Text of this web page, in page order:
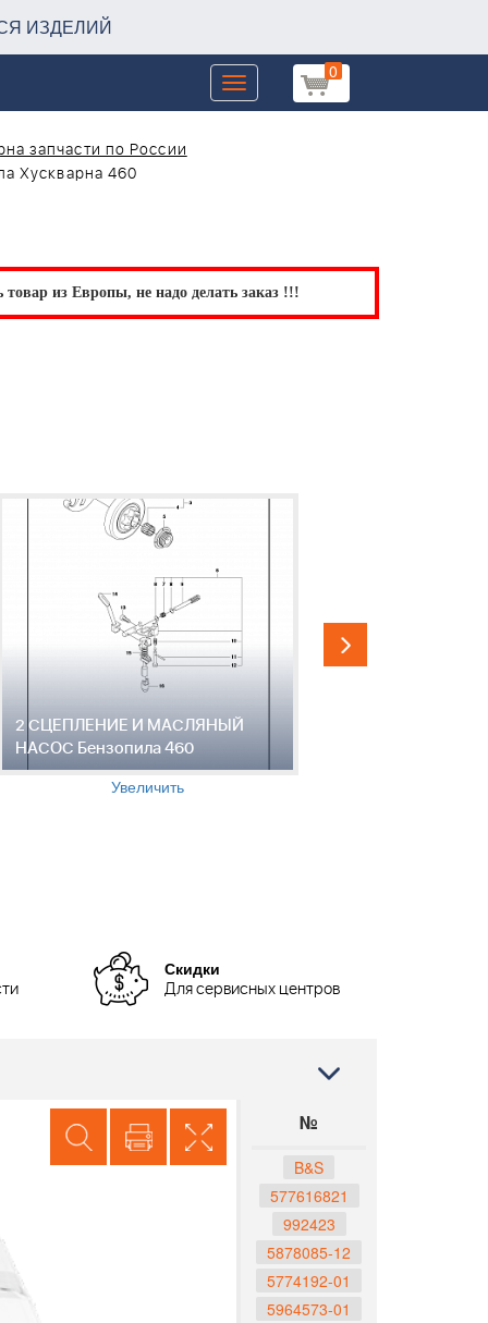
ИЗДЕЛИЙ
0
Toggle
navigation
запчасти по России
Хускварна 460
из Европы, не надо делать заказ !!!
2 СЦЕПЛЕНИЕ И МАСЛЯНЫЙ
НАСОС Бензопила 460
Увеличить
Скидки
Для сервисных центров
№
B&S
577616821
992423
5878085-12
5774192-01
5964573-01